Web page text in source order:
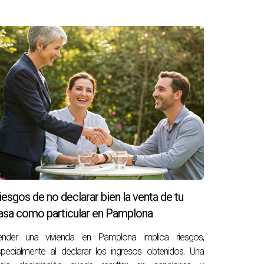
futuro. Historias como las de Francisco,
No se trata solo de cambiar de dirección
a servicios esenciales.
contactar a Arantza Gómez. Ella está aquí
tu nueva aventura!.Ver reel de
las ganancias obtenidas si reinvierten ese
de no declarar bien la venta de tu
como particular en Pamplona
una vivienda en Pamplona implica riesgos,
al declarar los ingresos obtenidos. Una